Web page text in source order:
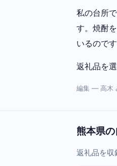
私の台所
す。焼酎
いるのです
返礼品を
編集 — 高木
熊本県
返礼品を収